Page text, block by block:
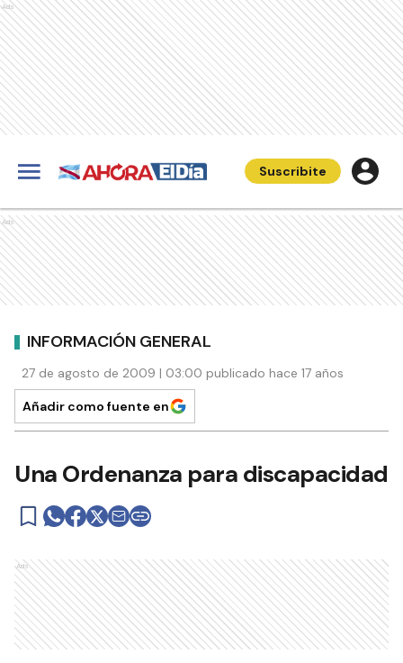
Ads
Suscribite
Ads
INFORMACIÓN GENERAL
27 de agosto de 2009 | 03:00 publicado hace 17 años
Añadir como fuente en
Una Ordenanza para discapacidad
Ads